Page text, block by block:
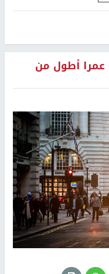
أطول من